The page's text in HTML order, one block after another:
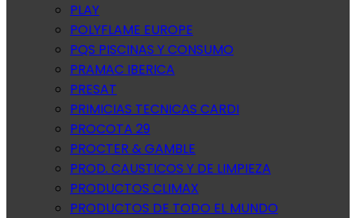
PLAY
POLYFLAME EUROPE
PQS PISCINAS Y CONSUMO
PRAMAC IBERICA
PRESAT
PRIMICIAS TECNICAS CARDI
PROCOTA 29
PROCTER & GAMBLE
PROD. CAUSTICOS Y DE LIMPIEZA
PRODUCTOS CLIMAX
PRODUCTOS DE TODO EL MUNDO